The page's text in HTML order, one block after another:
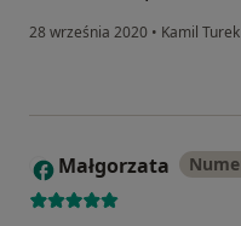
28 września 2020 • Kamil
M Małgorzata